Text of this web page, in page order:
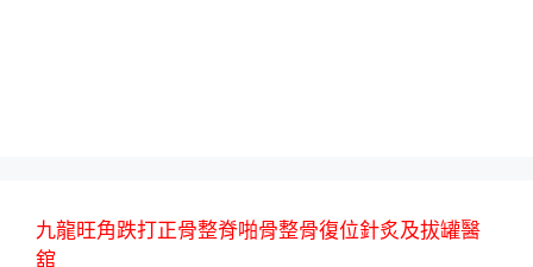
九龍旺角跌打正骨整脊啪骨整骨復位針炙及拔罐醫
舘